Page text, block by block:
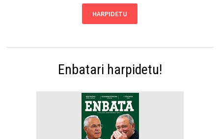
Enbatari harpidetu!